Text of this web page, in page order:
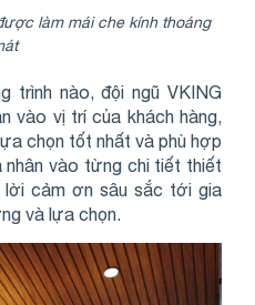
làm mái che kính thoáng
trình nào, đội ngũ VKING
vào vị trí của khách hàng,
chọn tốt nhất và phù hợp
nhân vào từng chi tiết thiết
cảm ơn sâu sắc tới gia
và lựa chọn.